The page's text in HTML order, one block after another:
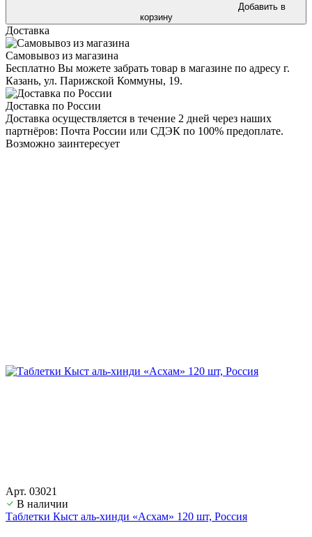
Добавить в
корзину
Доставка
Самовывоз из магазина
Бесплатно Вы можете забрать товар в магазине по адресу г.
Казань, ул. Парижской Коммуны, 19.
Доставка по России
Доставка осуществляется в течение 2 дней через наших
партнёров: Почта России или СДЭК по 100% предоплате.
Возможно заинтересует
Арт. 03021
В наличии
Таблетки Кыст аль-хинди «Асхам» 120 шт, Россия